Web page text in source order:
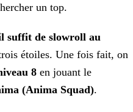
un top.
suffit de slowroll au
étoiles. Une fois fait, on
8 en jouant le
(Anima Squad).